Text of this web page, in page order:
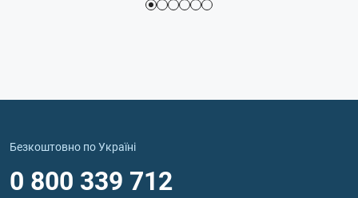
Безкоштовно по Україні
0 800 339 712